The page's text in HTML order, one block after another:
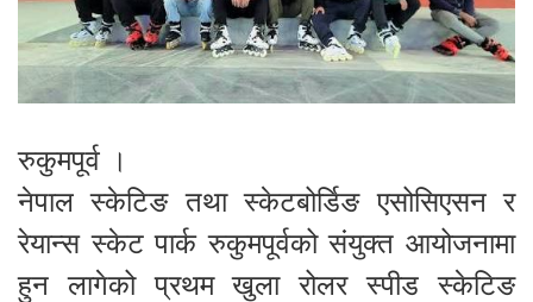
रुकुमपूर्व ।
नेपाल स्केटिङ तथा स्केटबोर्डिङ एसोसिएसन र
रेयान्स स्केट पार्क रुकुमपूर्वको संयुक्त आयोजनामा
हुन लागेको प्रथम खुला रोलर स्पीड स्केटिङ